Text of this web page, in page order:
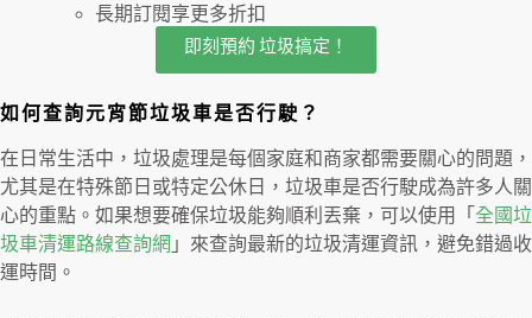
長期訂閱享更多折扣
即刻預約 垃圾搞定！
如何查詢元宵節垃圾車是否行駛？
在日常生活中，垃圾處理是每個家庭和商家都需要關心的問題，
尤其是在特殊節日或特定公休日，垃圾車是否行駛成為許多人關
心的重點。如果想要確保垃圾能夠順利丟棄，可以使用「 全國垃
圾車清運路線查詢網 」來查詢最新的垃圾清運資訊，避免錯過收
運時間。